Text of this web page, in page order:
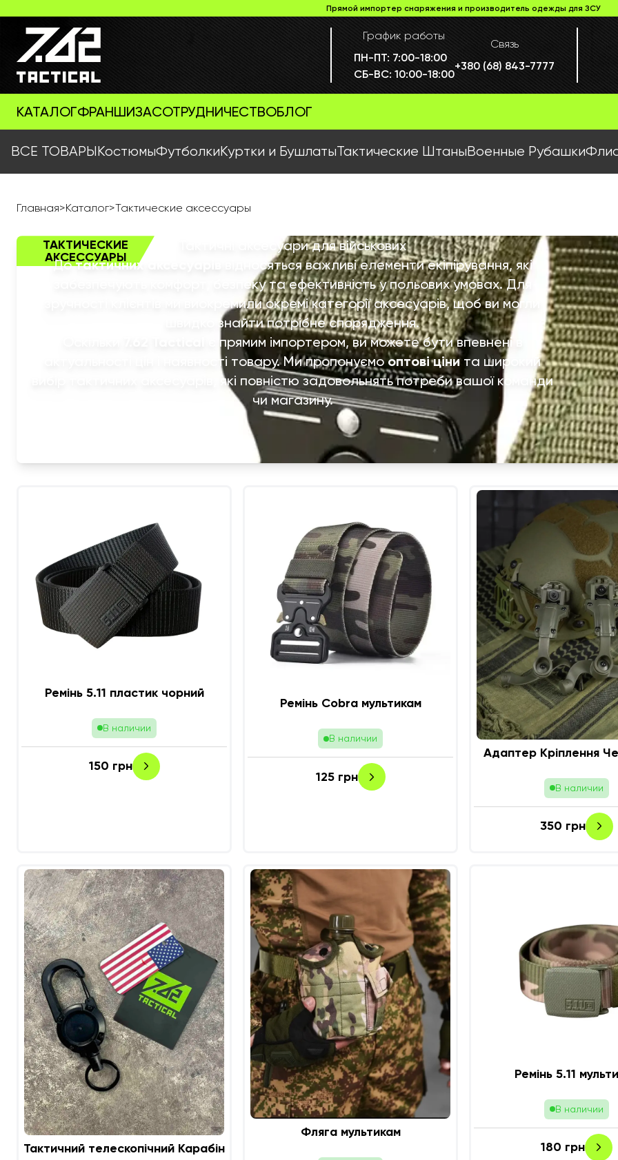
Прямой импортер снаряжения и производитель одежды для ЗСУ
График работы
ПН-ПТ: 7:00-18:00
СБ-ВС: 10:00-18:00
Связь
+380 (68) 843-7777
КАТАЛОГФРАНШИЗАСОТРУДНИЧЕСТВОБЛОГ
ВСЕ ТОВАРЫКостюмыФутболкиКуртки и БушлатыТактические ШтаныВоенные Рубашки
Главная>Каталог>Тактические аксессуары
ТАКТИЧЕСКИЕ
АКСЕССУАРЫ
Тактичні аксесуари для військових
Дотактичних аксесуарів
відносяться важливі елементи екіпірування, які
забезпечують комфорт, безпеку та ефективність у польових умовах. Для
зручності клієнтів ми виокремили окремі категорії аксесуарів, щоб ви могли
швидко знайти потрібне спорядження.
є прямим імпортером, ви можете бути впевнені в
актуальності цін і наявності товару. Ми пропонуємооптові цінита широкий
вибір тактичних аксесуарів, які повністю задовольнять потреби вашої команди
чи магазину.
Ремінь 5.11 пластик чорний
В наличии
150 грн
Ремінь Cobra мультикам
В наличии
125грн
Адаптер Кріплення
В наличии
350 грн
Тактичний телескопічний Карабін
Фляга мультикам
Ремінь 5.11
В наличии
180 грн